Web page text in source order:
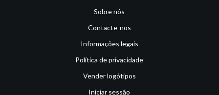
Sobre nós
Contacte-nos
Informações legais
Política de privacidade
Vender logótipos
Iniciar sessão